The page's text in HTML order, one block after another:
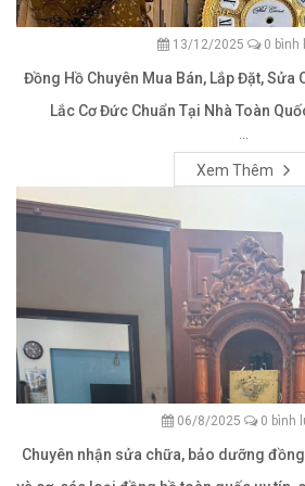
13/12/2025 0 bình
Đồng Hồ Chuyên Mua Bán, Lắp Đặt, Sửa
Lắc Cơ Đức Chuẩn Tại Nhà Toàn
Xem Thêm
06/8/2025 0 bình
Chuyên nhận sửa chữa, bảo dưỡng